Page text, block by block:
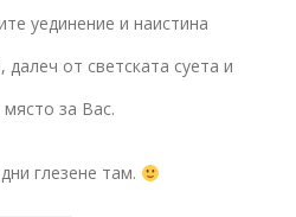
уединение и наистина
далеч от светската суета и
за Вас.
глезене там.